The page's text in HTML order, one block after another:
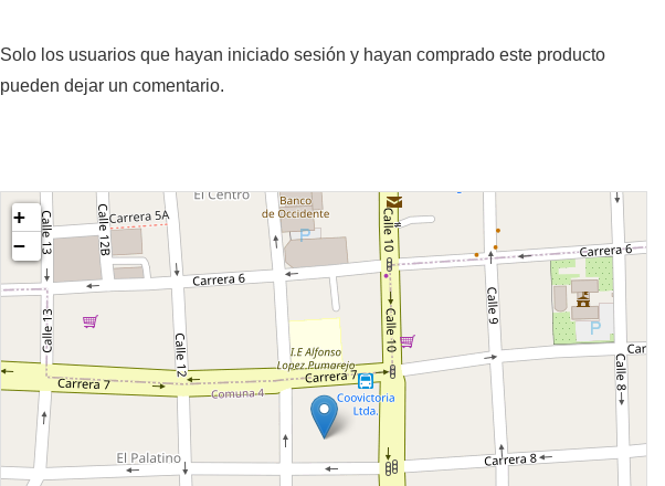
Solo los usuarios que hayan iniciado sesión y hayan comprado este producto
pueden dejar un comentario.
+
−